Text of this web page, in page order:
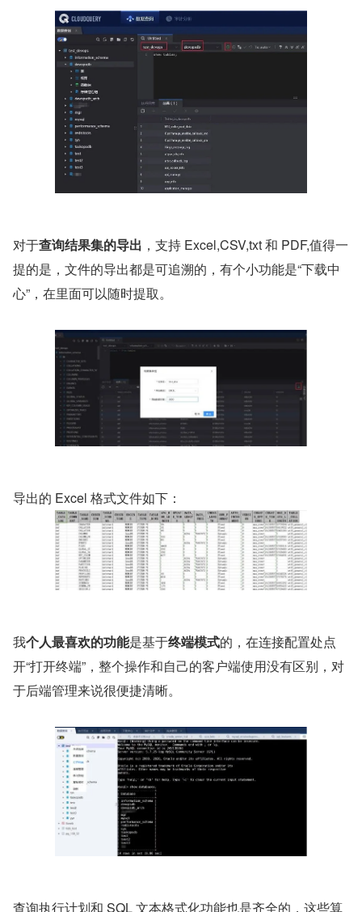
对于查询结果集的导出 ，支持 Excel,CSV,txt 和 PDF,值得一
提的是，文件的导出都是可追溯的，有个小功能是“下载中
心”，在里面可以随时提取。
导出的 Excel 格式文件如下：
我个人最喜欢的功能是基于终端模式的，在连接配置处点
开“打开终端”，整个操作和自己的客户端使用没有区别，对
于后端管理来说很便捷清晰。
查询执行计划和 SQL 文本格式化功能也是齐全的，这些算